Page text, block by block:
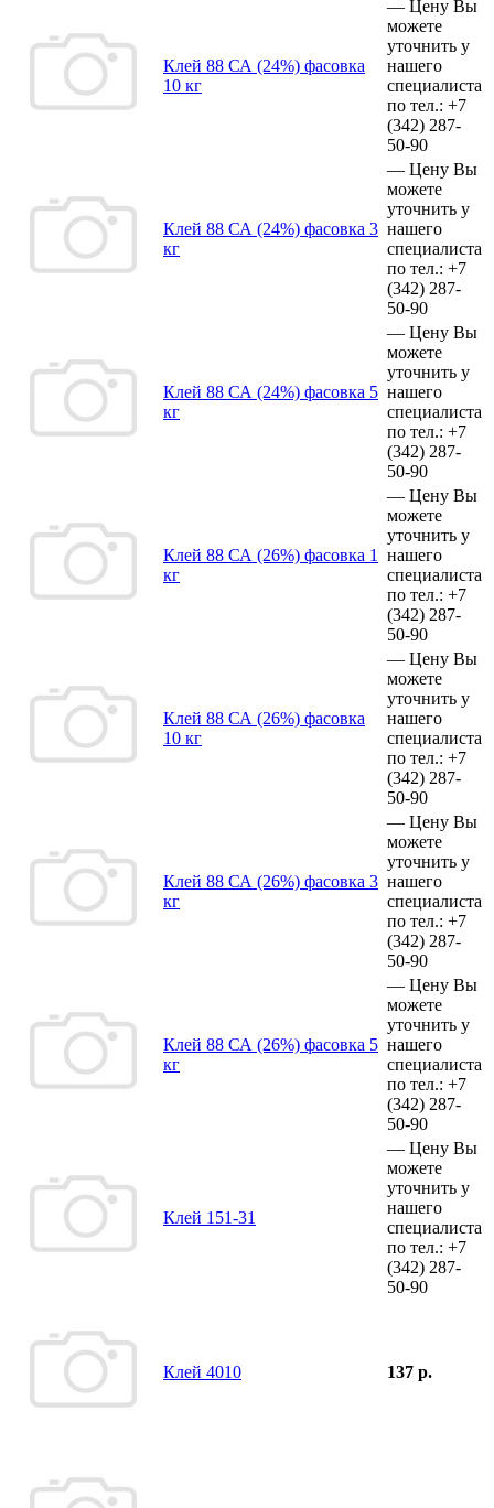
Клей 88 СА (24%) фасовка
10 кг
— Цену Вы
можете
уточнить у
нашего
специалиста
по тел.: +7
(342) 287-
50-90
Клей 88 СА (24%) фасовка 3
кг
— Цену Вы
можете
уточнить у
нашего
специалиста
по тел.: +7
(342) 287-
50-90
Клей 88 СА (24%) фасовка 5
кг
— Цену Вы
можете
уточнить у
нашего
специалиста
по тел.: +7
(342) 287-
50-90
Клей 88 СА (26%) фасовка 1
кг
— Цену Вы
можете
уточнить у
нашего
специалиста
по тел.: +7
(342) 287-
50-90
Клей 88 СА (26%) фасовка
10 кг
— Цену Вы
можете
уточнить у
нашего
специалиста
по тел.: +7
(342) 287-
50-90
Клей 88 СА (26%) фасовка 3
кг
— Цену Вы
можете
уточнить у
нашего
специалиста
по тел.: +7
(342) 287-
50-90
Клей 88 СА (26%) фасовка 5
кг
— Цену Вы
можете
уточнить у
нашего
специалиста
по тел.: +7
(342) 287-
50-90
Клей 151-31
— Цену Вы
можете
уточнить у
нашего
специалиста
по тел.: +7
(342) 287-
50-90
Клей 4010 137 р.